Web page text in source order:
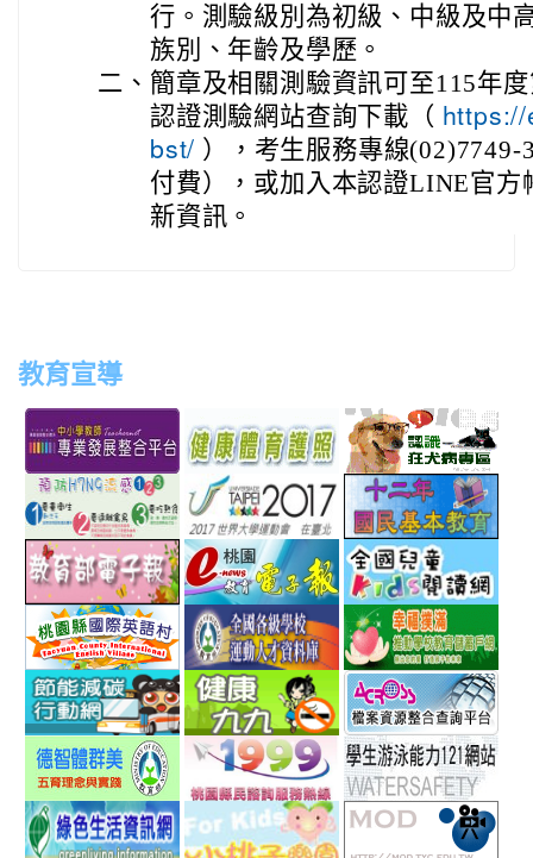
行。測驗級別為初級、中級及中
族別、年齡及學歷。
二、 簡章及相關測驗資訊可至115年
認證測驗網站查詢下載（
bst/ ），考生服務專線(02)7749-
付費），或加入本認證LINE官方
新資訊。
教育宣導
to
http://teachernet.moe.edu.tw/MAIN/index.aspx
link
to
https://airtw.epa.gov.tw/
link
to
http://
link
link
to
http://www.perdc.ntnu.edu.tw/anti-
flu/catalog.php?
MainCatalogID=2
link
http://
link
to
http://epaper.edu.tw/
link
to
http://163.30.192.132/
link
to
http://ev.tyc.edu.tw/
link
to
https://
to
link
to
http://ecolife.epa.gov.tw/cooler/default.aspx
link
to
http://
link
http://arteducation.sce.ntnu.edu.tw/fullfive/
link
to
http://www.tycg.gov.tw/
link
to
link
to